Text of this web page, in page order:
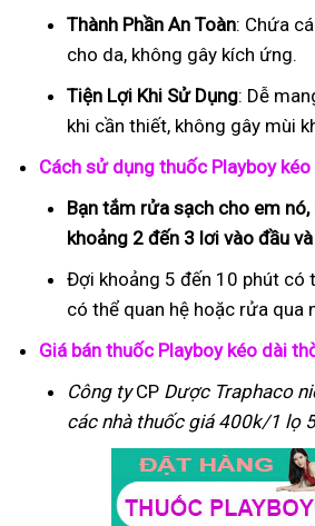
Thành Phần An Toàn: Chứa
cho da, không gây kích ứng.
Tiện Lợi Khi Sử Dụng: Dễ
khi cần thiết, không gây mùi
Cách sử dụng thuốc Playboy
Bạn tắm rửa sạch cho em
khoảng 2 đến 3 lơi vào đầu
Đợi khoảng 5 đến 10 phút có
có thể quan hệ hoặc rửa qua
Giá bán thuốc Playboy kéo dài
Công tyCP Dược Traphaco
các nhà thuốc giá 400k/1 lọ